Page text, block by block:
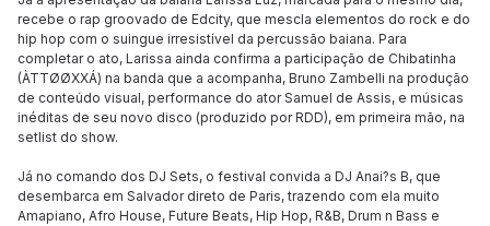
recebe o rap groovado de Edcity, que mescla elementos do rock e do
hip hop com o suingue irresistível da percussão baiana. Para
completar o ato, Larissa ainda confirma a participação de Chibatinha
(ÀTTØØXXÁ) na banda que a acompanha, Bruno Zambelli na produção
de conteúdo visual, performance do ator Samuel de Assis, e músicas
inéditas de seu novo disco (produzido por RDD), em primeira mão, na
setlist do show.
Já no comando dos DJ Sets, o festival convida a DJ Anai?s B, que
desembarca em Salvador direto de Paris, trazendo com ela muito
Amapiano, Afro House, Future Beats, Hip Hop, R&B, Drum n Bass e